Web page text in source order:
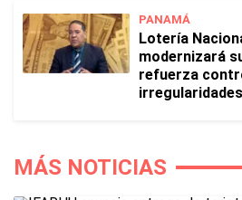
PANAMÁ
Lotería
modernizará
refuerza
irregularidades
MÁS NOTICIAS